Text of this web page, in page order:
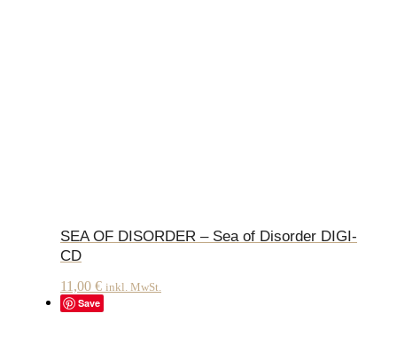
SEA OF DISORDER – Sea of Disorder DIGI-
CD
11,00 € inkl. MwSt.
Save